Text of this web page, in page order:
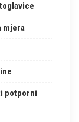
mjera
potporni